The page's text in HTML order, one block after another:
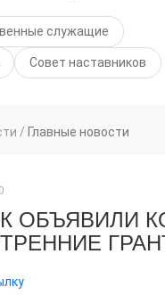
служащие
Совет наставников
/ Главные новости
ОБЪЯВИЛИ